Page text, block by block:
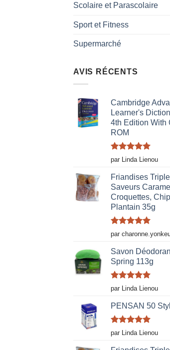
Scolaire et Parascolaire
Sport et Fitness
Supermarché
AVIS RÉCENTS
Cambridge
Learner's
4th Edition With
ROM
Note5sur
5
par Linda Lienou
Friandises
Saveurs
Croquettes,
Plantain 35g
Note5sur
5
par
Savon
Spring 113g
Note5sur
5
par Linda Lienou
PENSAN 50
Note5sur
5
par Linda Lienou